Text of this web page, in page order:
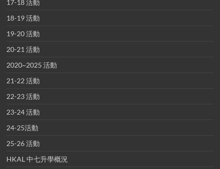
17-18 活動
18-19 活動
19-20 活動
20-21 活動
2020~2025 活動
21-22 活動
22-23 活動
23-24 活動
24-25活動
25-26 活動
HKAL 中七升學概況